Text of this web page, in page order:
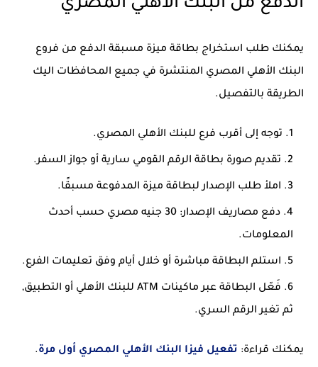
الدفع من البنك الأهلي المصري
يمكنك طلب استخراج بطاقة ميزة مسبقة الدفع من فروع
البنك الأهلي المصري المنتشرة في جميع المحافظات اليك
الطريقة بالتفصيل.
توجه إلى أقرب فرع للبنك الأهلي المصري.
تقديم صورة بطاقة الرقم القومي سارية أو جواز السفر.
املأ طلب الإصدار لبطاقة ميزة المدفوعة مسبقًا.
دفع مصاريف الإصدار: 30 جنيه مصري حسب أحدث
المعلومات.
استلم البطاقة مباشرة أو خلال أيام وفق تعليمات الفرع.
فَعّل البطاقة عبر ماكينات ATM للبنك الأهلي أو التطبيق,
ثم تغير الرقم السري.
يمكنك قراءة: تفعيل فيزا البنك الأهلي المصري أول مرة.